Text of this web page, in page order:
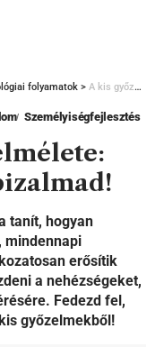
folyamatok > A kis győzelmek elmélete: turbózd fel az önbizalmad!
Személyiségfejlesztés
tanít, hogyan
mindennapi
erősítik
a nehézségeket,
Fedezd fel,
győzelmekből!